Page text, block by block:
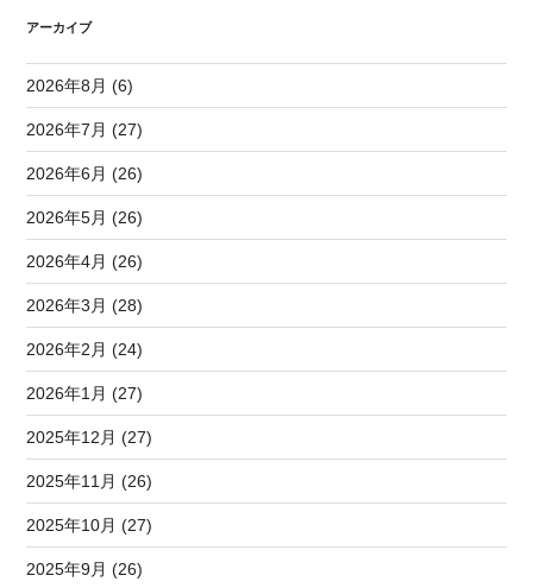
アーカイブ
2026年8月 (6)
2026年7月 (27)
2026年6月 (26)
2026年5月 (26)
2026年4月 (26)
2026年3月 (28)
2026年2月 (24)
2026年1月 (27)
2025年12月 (27)
2025年11月 (26)
2025年10月 (27)
2025年9月 (26)